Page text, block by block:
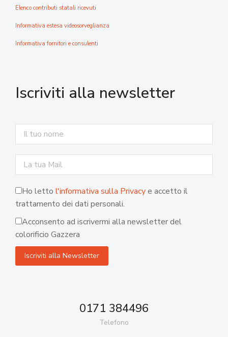
Elenco contributi statali ricevuti
Informativa estesa videosorveglianza
Informativa fornitori e consulenti
Iscriviti alla newsletter
Ho letto l'informativa sulla Privacye accetto il
trattamento dei dati personali.
Acconsento ad iscrivermi alla newsletter del
colorificio Gazzera
0171 384496
Telefono